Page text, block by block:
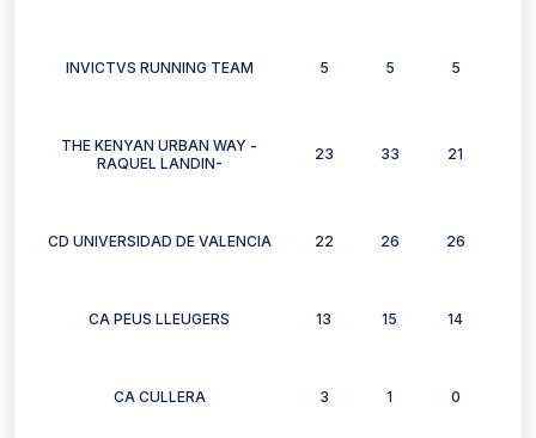
INVICTVS RUNNING TEAM 5 5 5
THE KENYAN URBAN WAY -
RAQUEL LANDIN-
23 33 21
CD UNIVERSIDAD DE VALENCIA 22 26 26
CA PEUS LLEUGERS 13 15 14
CA CULLERA 3 1 0